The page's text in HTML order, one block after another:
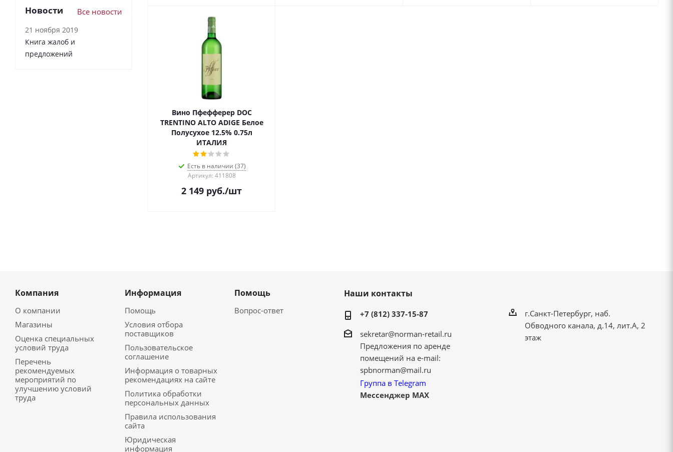
Вино Пфефферер DOC
TRENTINO ALTO ADIGE Белое
Полусухое 12.5% 0.75л
ИТАЛИЯ
Есть в наличии (37)
Артикул: 411808
2 149 руб./шт
Новости Все новости
21 ноября 2019
Книга жалоб и
предложений
Компания
О компании
Магазины
Оценка специальных
условий труда
Перечень
рекомендуемых
мероприятий по
улучшению условий
труда
Информация
Помощь
Условия отбора
поставщиков
Пользовательское
соглашение
Информация о товарных
рекомендациях на сайте
Политика обработки
персональных данных
Правила использования
сайта
Юридическая
информация
Помощь
Вопрос-ответ
Наши контакты
+7 (812) 337-15-87
sekretar@norman-retail.ru
Предложения по аренде
помещений на e-mail:
spbnorman@mail.ru
Группа в Telegram
Мессенджер MAX
г.Санкт-Петербург, наб.
Обводного канала, д.14, лит.А, 2
этаж